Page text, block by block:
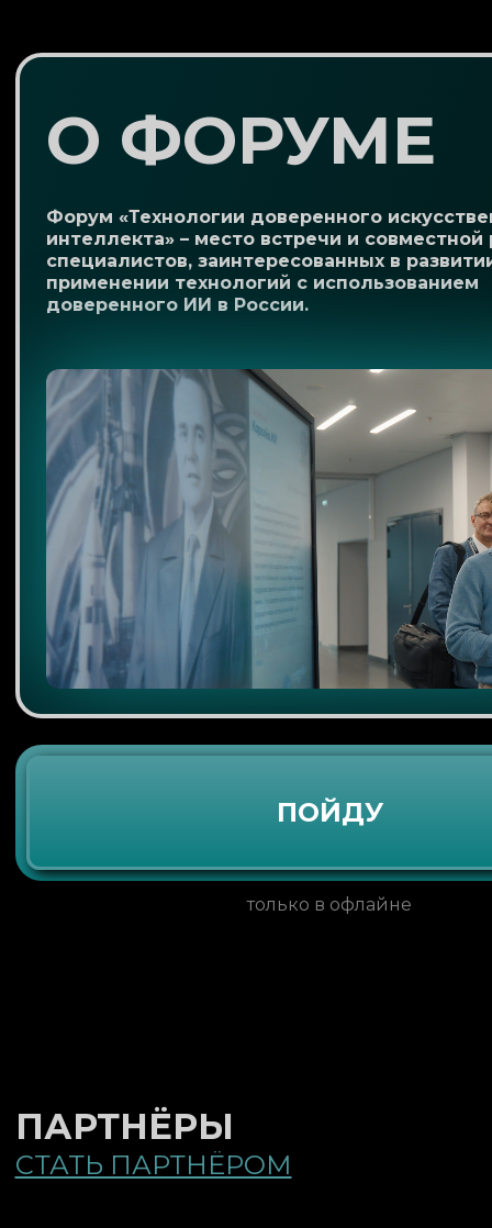
О ФОРУМЕ
Форум «Технологии доверенного
интеллекта» – место встречи и совместной
специалистов, заинтересованных в
применении технологий с использованием
доверенного ИИ в России.
ПОЙДУ
только в офлайне
ПАРТНЁРЫ
СТАТЬ ПАРТНЁРОМ